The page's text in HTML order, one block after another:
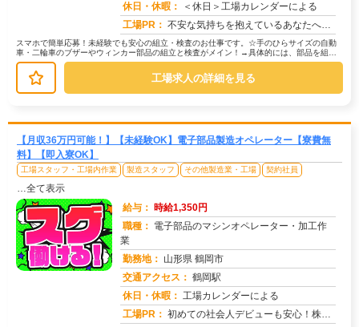
休日・休暇：
＜休日＞工場カレンダーによる
工場PR： 不安な気持ちを抱えているあなたへ。株式会社京栄センターでは、専属スタッフが就業まで徹底サポート！応募から入寮までス...
スマホで簡単応募！未経験でも安心の組立・検査のお仕事です。☆手のひらサイズの自動
車・二輪車のブザーやウィンカー部品の組立と検査がメイン！→具体的には、部品を組み
立てる作業と、製品にキズなどがない...
工場求人の詳細を見る
【月収36万円可能！】【未経験OK】電子部品製造オペレーター【寮費無
料】【即入寮OK】
工場スタッフ・工場内作業 製造スタッフ その他製造業・工場 契約社員
…全て表示
給与： 時給1,350円
職種： 電子部品のマシンオペレーター・加工作
業
勤務地： 山形県 鶴岡市
交通アクセス： 鶴岡駅
休日・休暇： 工場カレンダーによる
工場PR： 初めての社会人デビューも安心！株式会社京栄センターで新しい一歩を踏み出してみませんか？☆専属コーディネーターが就業...